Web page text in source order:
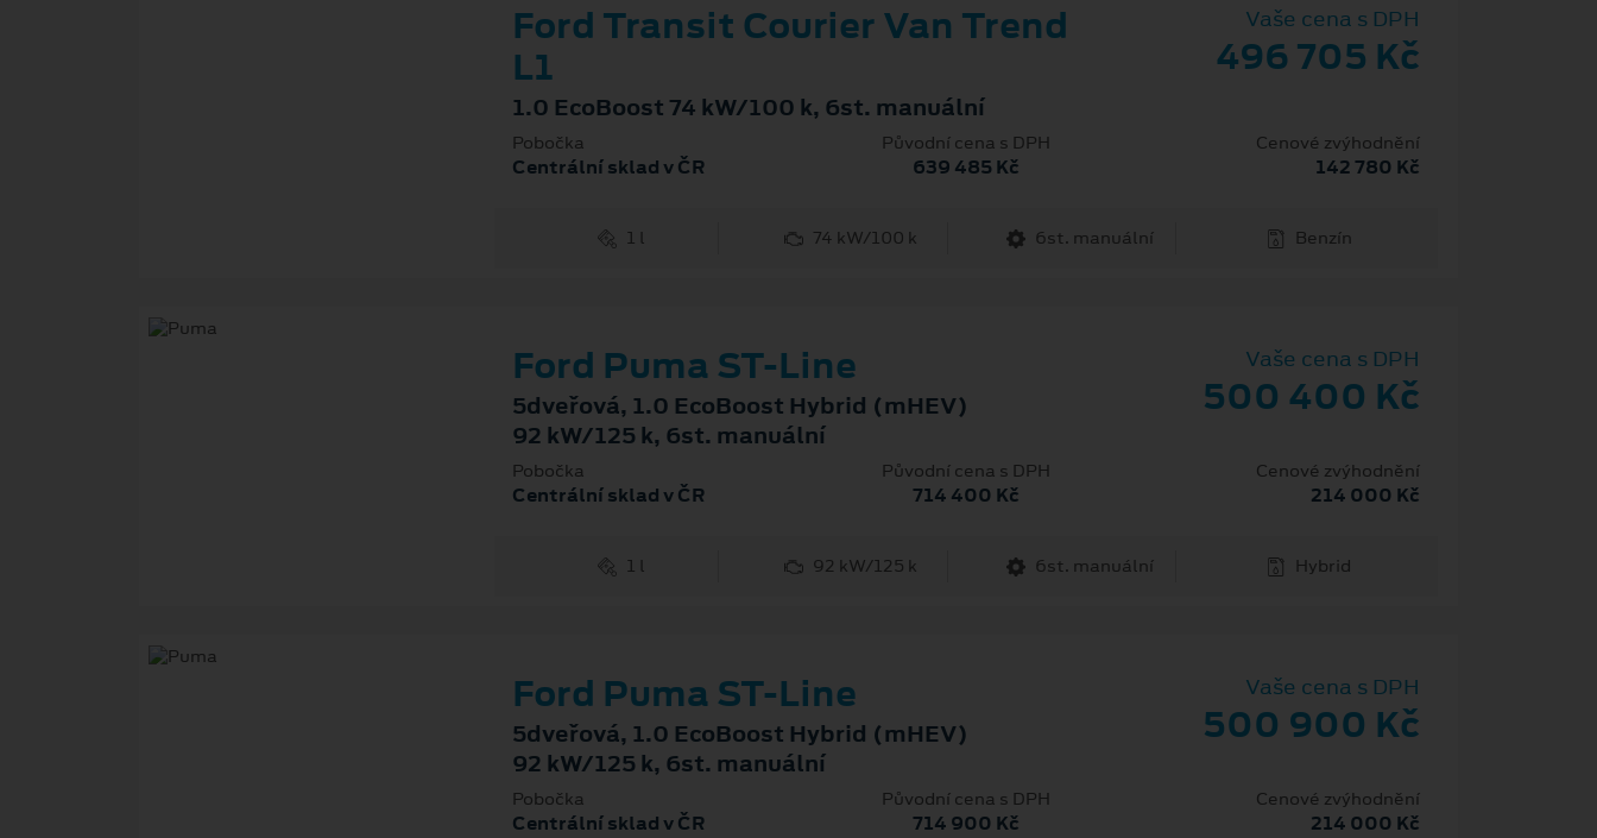
Ford Transit Courier Van Trend
L1
1.0 EcoBoost 74 kW/100 k, 6st. manuální
Vaše cena s DPH
496 705 Kč
Pobočka
Centrální sklad v ČR
Původní cena s DPH
639 485 Kč
Cenové zvýhodnění
142 780 Kč
1 l 74 kW/100 k 6st. manuální Benzín
Ford Puma ST-Line
5dveřová, 1.0 EcoBoost Hybrid (mHEV)
92 kW/125 k, 6st. manuální
Vaše cena s DPH
500 400 Kč
Pobočka
Centrální sklad v ČR
Původní cena s DPH
714 400 Kč
Cenové zvýhodnění
214 000 Kč
1 l 92 kW/125 k 6st. manuální Hybrid
Ford Puma ST-Line
5dveřová, 1.0 EcoBoost Hybrid (mHEV)
92 kW/125 k, 6st. manuální
Vaše cena s DPH
500 900 Kč
Pobočka
Centrální sklad v ČR
Původní cena s DPH
714 900 Kč
Cenové zvýhodnění
214 000 Kč